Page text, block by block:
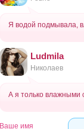
Я водой подмывала,
Ludmila
Николаев
А я только влажными
Ваше имя